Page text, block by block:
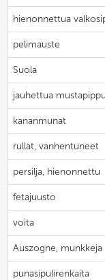
hienonnettua
pelimauste
Suola
jauhettua
kananmunat
rullat, vanhentuneet
persilja, hienonnettu
fetajuusto
voita
Auszogne, munkkeja
punasipulirenkaita